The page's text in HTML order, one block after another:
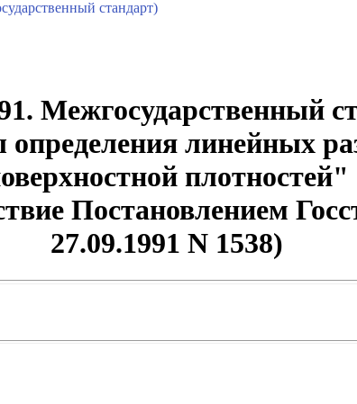
стандарт)
Межгосударственный
определения линейных
плотностей"
Постановлением
27.09.1991 N 1538)